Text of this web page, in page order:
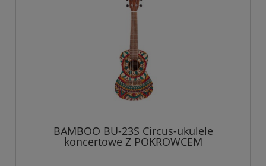
BAMBOO BU-23S Circus-ukulele
koncertowe Z POKROWCEM